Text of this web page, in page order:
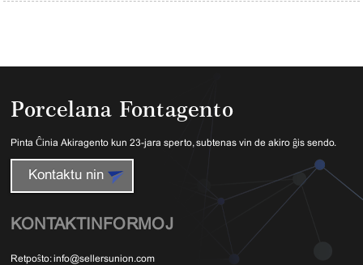
Porcelana Fontagento
Pinta Ĉinia Akiragento kun 23-jara sperto, subtenas vin de akiro ĝis sendo.
Kontaktu nin
KONTAKTINFORMOJ
Retpoŝto: info@sellersunion.com